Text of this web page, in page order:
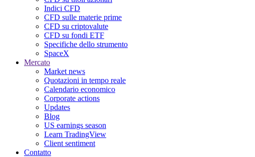
Indici CFD
CFD sulle materie prime
CFD su criptovalute
CFD su fondi ETF
Specifiche dello strumento
SpaceX
Mercato
Market news
Quotazioni in tempo reale
Calendario economico
Corporate actions
Updates
Blog
US earnings season
Learn TradingView
Client sentiment
Contatto